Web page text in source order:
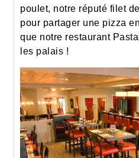
poulet, notre réputé filet
pour partager une pizza
que notre restaurant
les palais !